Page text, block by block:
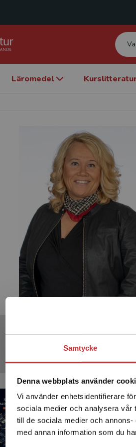
Samtycke
Denna webbplats använder
Vi använder enhetsidentifierare
sociala medier och analysera vår
till de sociala medier och
med annan information som du
Läromedel